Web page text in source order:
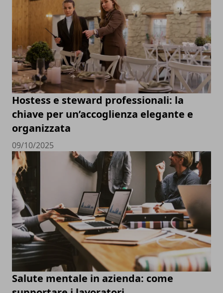
Hostess e steward professionali: la
chiave per un’accoglienza elegante e
organizzata
09/10/2025
Salute mentale in azienda: come